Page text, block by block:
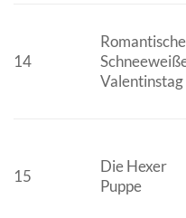
14
Valentinstag
15
Die Hexer
Puppe